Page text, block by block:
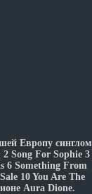
Европу синглом
Song For Sophie 3
6 Something From
10 You Are The
Aura Dione.